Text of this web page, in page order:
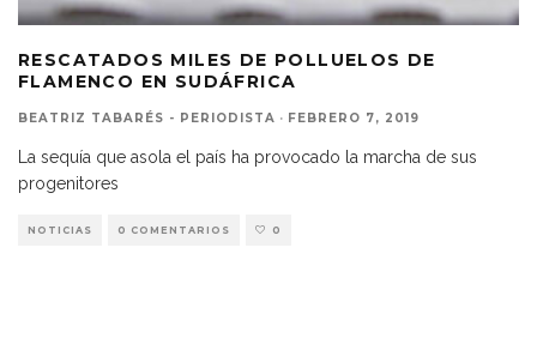
RESCATADOS MILES DE POLLUELOS DE
FLAMENCO EN SUDÁFRICA
BEATRIZ TABARÉS - PERIODISTA · FEBRERO 7, 2019
La sequía que asola el país ha provocado la marcha de sus
progenitores
NOTICIAS 0 COMENTARIOS 0